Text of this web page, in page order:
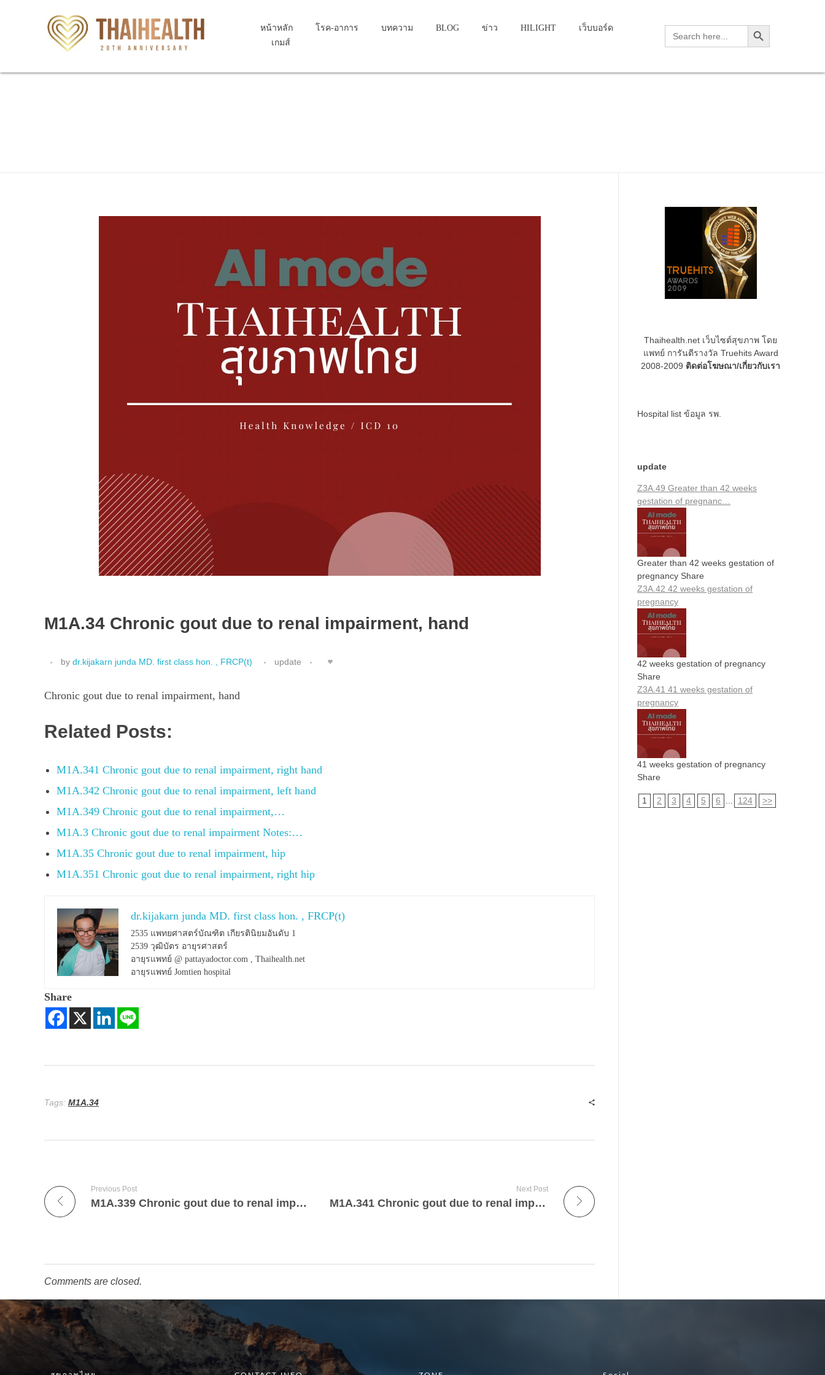
หน้าหลัก โรค-อาการ บทความ BLOG ข่าว HILIGHT
เว็บบอร์ด
เกมส์
Search
for:
Search Button
M1A.34 Chronic gout due to renal impairment, hand
by dr.kijakarn junda MD. first class hon. , FRCP(t) update
Chronic gout due to renal impairment, hand
Related Posts:
M1A.341 Chronic gout due to renal impairment, right hand
M1A.342 Chronic gout due to renal impairment, left hand
M1A.349 Chronic gout due to renal impairment,…
M1A.3 Chronic gout due to renal impairment Notes:…
M1A.35 Chronic gout due to renal impairment, hip
M1A.351 Chronic gout due to renal impairment, right hip
dr.kijakarn junda MD. first class hon. , FRCP(t)
2535 แพทยศาสตร์บัณฑิต เกียรตินิยมอันดับ 1
2539 วุฒิบัตร อายุรศาสตร์
อายุรแพทย์ @ pattayadoctor.com , Thaihealth.net
อายุรแพทย์ Jomtien hospital
Share
Tags: M1A.34
Previous Post
M1A.339 Chronic gout due to renal impairment, unspecified wrist
Next Post
M1A.341 Chronic gout due to renal impairment, right hand
Comments are closed.
Thaihealth.net เว็บไซต์สุขภาพ โดย
แพทย์ การันตีรางวัล Truehits Award
2008-2009 ติดต่อโฆษณา/เกี่ยวกับเรา
Hospital list ข้อมูล รพ.
update
Z3A.49 Greater than 42 weeks
gestation of pregnanc…
Greater than 42 weeks gestation of
pregnancy Share
Z3A.42 42 weeks gestation of
pregnancy
42 weeks gestation of pregnancy
Share
Z3A.41 41 weeks gestation of
pregnancy
41 weeks gestation of pregnancy
Share
1 2 3 4 5 6 124 >>